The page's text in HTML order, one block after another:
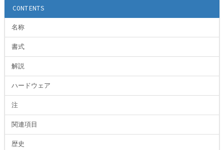
CONTENTS
名称
書式
解説
ハードウェア
注
関連項目
歴史